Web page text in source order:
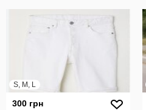
S, M, L
300 грн